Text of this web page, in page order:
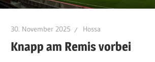
30. November 2025 Hossa
Knapp am Remis vorbei